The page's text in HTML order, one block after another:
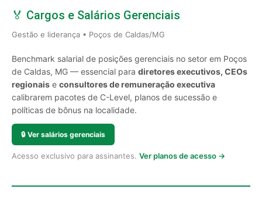
🏅 Cargos e Salários Gerenciais
Gestão e liderança • Poços de Caldas/MG
Benchmark salarial de posições gerenciais no setor em Poços
de Caldas, MG — essencial para diretores executivos, CEOs
regionais e consultores de remuneração executiva
calibrarem pacotes de C-Level, planos de sucessão e
políticas de bônus na localidade.
🔒 Ver salários gerenciais
Acesso exclusivo para assinantes. Ver planos de acesso →